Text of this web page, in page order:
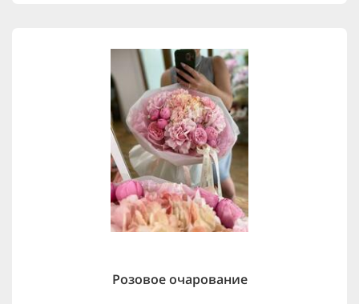
Розовое очарование